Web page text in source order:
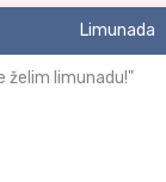
Limunada
želim limunadu!"